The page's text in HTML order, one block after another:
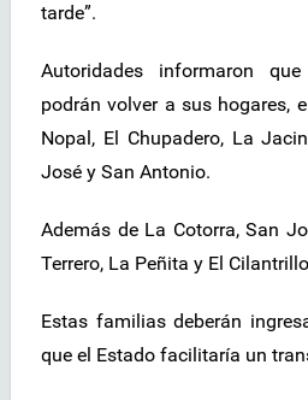
tarde”.
Autoridades informaron
podrán volver a sus hogares,
Nopal, El Chupadero, La
José y San Antonio.
Además de La Cotorra, San
Terrero, La Peñita y El
Estas familias deberán
que el Estado facilitaría un